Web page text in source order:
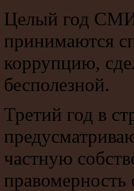
Целый год СМИ
принимаются
коррупцию,
бесполезной.
Третий год в
частную